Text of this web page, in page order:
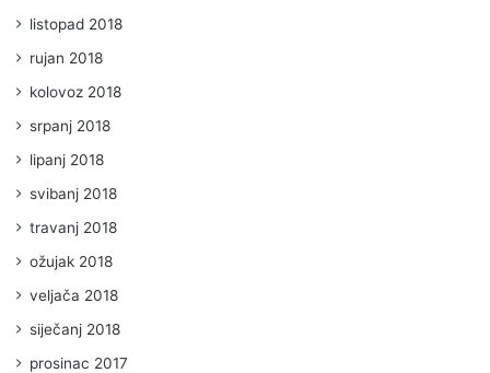
listopad 2018
rujan 2018
kolovoz 2018
srpanj 2018
lipanj 2018
svibanj 2018
travanj 2018
ožujak 2018
veljača 2018
siječanj 2018
prosinac 2017